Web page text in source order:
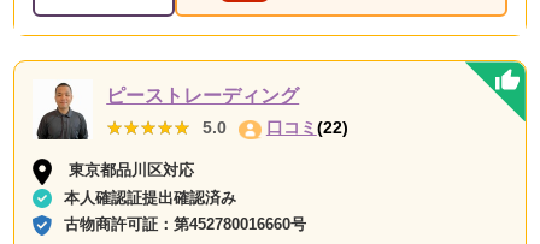
ピーストレーディング
★★★★★
★★★★★ 5.0 口コミ(22)
東京都品川区対応
本人確認証提出確認済み
古物商許可証：第452780016660号